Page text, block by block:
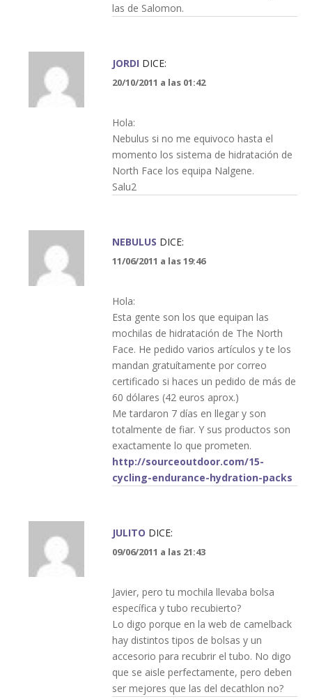
las de Salomon.
JORDI DICE:
20/10/2011 a las 01:42
Hola:
Nebulus si no me equivoco hasta el
momento los sistema de hidratación de
North Face los equipa Nalgene.
Salu2
NEBULUS DICE:
11/06/2011 a las 19:46
Hola:
Esta gente son los que equipan las
mochilas de hidratación de The North
Face. He pedido varios artículos y te los
mandan gratuítamente por correo
certificado si haces un pedido de más de
60 dólares (42 euros aprox.)
Me tardaron 7 días en llegar y son
totalmente de fiar. Y sus productos son
exactamente lo que prometen.
http://sourceoutdoor.com/15-
cycling-endurance-hydration-packs
JULITO DICE:
09/06/2011 a las 21:43
Javier, pero tu mochila llevaba bolsa
específica y tubo recubierto?
Lo digo porque en la web de camelback
hay distintos tipos de bolsas y un
accesorio para recubrir el tubo. No digo
que se aisle perfectamente, pero deben
ser mejores que las del decathlon no?